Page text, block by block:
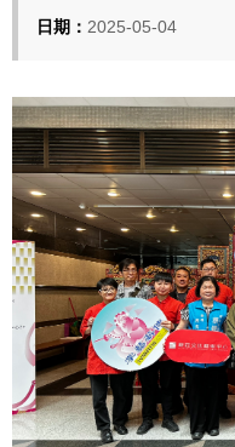
日期： 2025-05-04